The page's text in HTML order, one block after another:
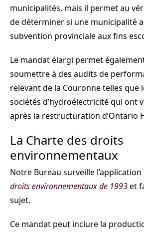
municipalités, mais il permet au
de déterminer si une municipalité
subvention provinciale aux fins
Le mandat élargi permet
soumettre à des audits de
relevant de la Couronne telles que
sociétés d’hydroélectricité qui ont
après la restructuration d’Ontario
La Charte des droits
environnementaux
Notre Bureau surveille l’application
droits environnementaux de 1993et
sujet.
Ce mandat peut inclure la